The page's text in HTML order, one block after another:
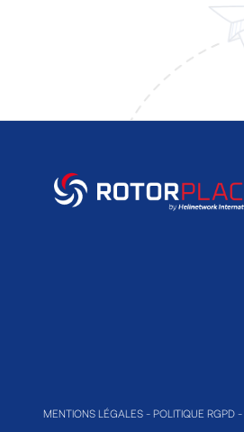
MENTIONS LÉGALES - POLITIQUE RGPD -